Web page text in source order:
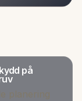
på
planering